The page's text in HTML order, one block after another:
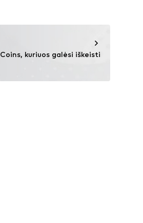
Coins, kuriuos galėsi iškeisti